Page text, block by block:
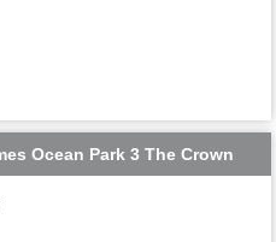
Ocean Park 3 The Crown